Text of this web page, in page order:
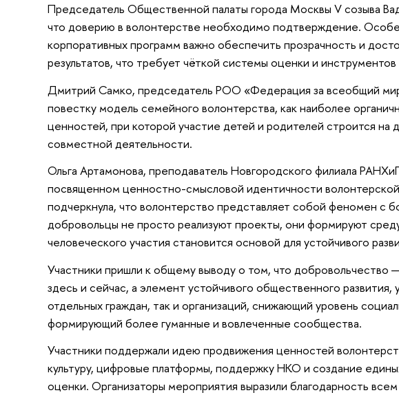
Председатель Общественной палаты города Москвы V созыва
что доверию в волонтерстве необходимо подтверждение.
корпоративных программ важно обеспечить прозрачность и
результатов, что требует чёткой системы оценки и
Дмитрий Самко, председатель РОО «Федерация за всеобщий
повестку модель семейного волонтерства, как наиболее
ценностей, при которой участие детей и родителей строится на
совместной деятельности.
Ольга Артамонова, преподаватель Новгородского филиала
посвященном ценностно-смысловой идентичности
подчеркнула, что волонтерство представляет собой феномен с
добровольцы не просто реализуют проекты, они формируют
человеческого участия становится основой для устойчивого
Участники пришли к общему выводу о том, что добровольчество
здесь и сейчас, а элемент устойчивого общественного развития,
отдельных граждан, так и организаций, снижающий уровень
формирующий более гуманные и вовлеченные сообщества.
Участники поддержали идею продвижения ценностей
культуру, цифровые платформы, поддержку НКО и создание
оценки. Организаторы мероприятия выразили благодарность